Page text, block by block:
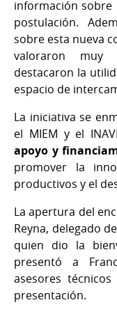
información sobre
postulación.
sobre esta nueva
valoraron muy
destacaron la
espacio de
La iniciativa se
el MIEM y el
apoyo y
promover la
productivos y el
La apertura del
Reyna, delegado
quien dio la
presentó a
asesores
presentación.